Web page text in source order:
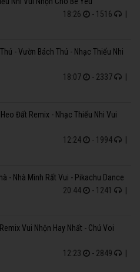
18:26
- 1516 |
- Vườn Bách Thú - Nhạc Thiếu Nhi
18:07
- 2337 |
Đất Remix - Nhạc Thiếu Nhi Vui
12:24
- 1994 |
- Nhà Mình Rất Vui - Pikachu Dance
20:44
- 1241 |
Vui Nhộn Hay Nhất - Chú Voi
12:23
- 2849 |